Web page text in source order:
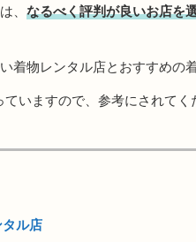
、 なるべく評判が良いお店を
着物レンタル店とおすすめの
いますので、参考にされてく
ル店